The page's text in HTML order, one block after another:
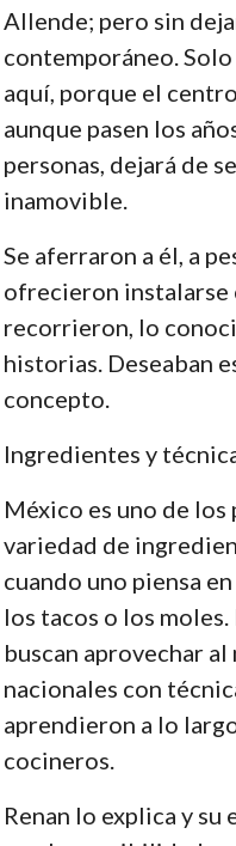
Allende; pero sin
contemporáneo.
aquí, porque el
aunque pasen los
personas, dejará de
inamovible.
Se aferraron a él, a
ofrecieron instalarse
recorrieron, lo
historias. Deseaban
concepto.
Ingredientes y
México es uno de los
variedad de
cuando uno piensa
los tacos o los
buscan aprovechar
nacionales con
aprendieron a lo
cocineros.
Renan lo explica y